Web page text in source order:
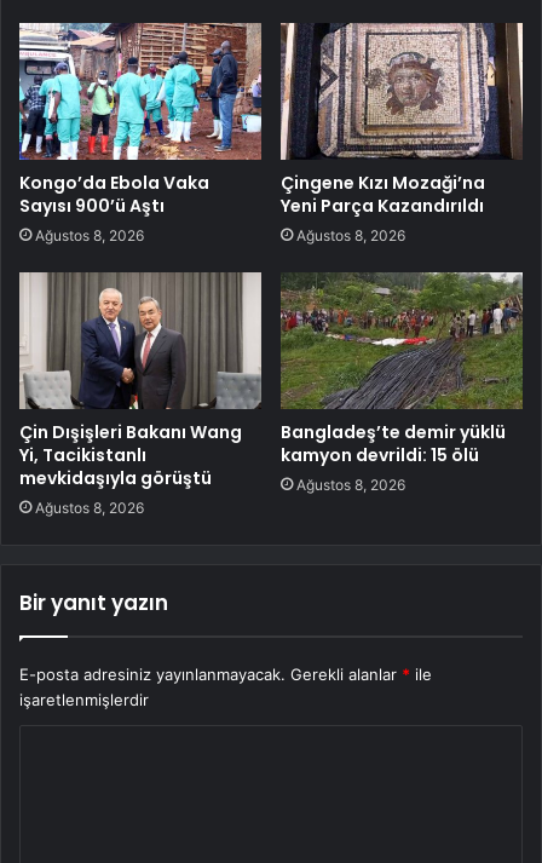
Kongo’da Ebola Vaka
Sayısı 900’ü Aştı
Ağustos 8, 2026
Çingene Kızı Mozaği’na
Yeni Parça Kazandırıldı
Ağustos 8, 2026
Çin Dışişleri Bakanı Wang
Yi, Tacikistanlı
mevkidaşıyla görüştü
Ağustos 8, 2026
Bangladeş’te demir yüklü
kamyon devrildi: 15 ölü
Ağustos 8, 2026
Bir yanıt yazın
E-posta adresiniz yayınlanmayacak. Gerekli alanlar * ile
işaretlenmişlerdir